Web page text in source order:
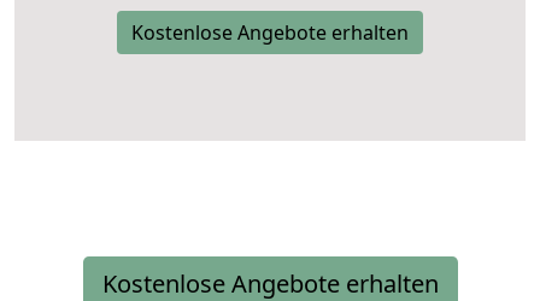
Kostenlose Angebote erhalten
Kostenlose Angebote erhalten